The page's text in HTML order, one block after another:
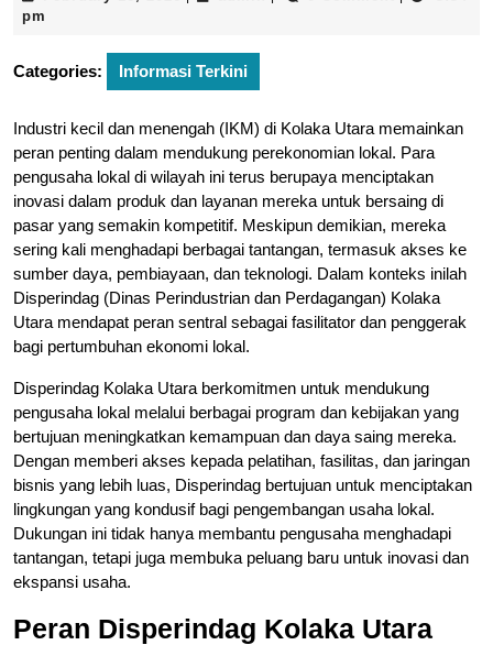
pm
Categories: Informasi Terkini
Industri kecil dan menengah (IKM) di Kolaka Utara memainkan
peran penting dalam mendukung perekonomian lokal. Para
pengusaha lokal di wilayah ini terus berupaya menciptakan
inovasi dalam produk dan layanan mereka untuk bersaing di
pasar yang semakin kompetitif. Meskipun demikian, mereka
sering kali menghadapi berbagai tantangan, termasuk akses ke
sumber daya, pembiayaan, dan teknologi. Dalam konteks inilah
Disperindag (Dinas Perindustrian dan Perdagangan) Kolaka
Utara mendapat peran sentral sebagai fasilitator dan penggerak
bagi pertumbuhan ekonomi lokal.
Disperindag Kolaka Utara berkomitmen untuk mendukung
pengusaha lokal melalui berbagai program dan kebijakan yang
bertujuan meningkatkan kemampuan dan daya saing mereka.
Dengan memberi akses kepada pelatihan, fasilitas, dan jaringan
bisnis yang lebih luas, Disperindag bertujuan untuk menciptakan
lingkungan yang kondusif bagi pengembangan usaha lokal.
Dukungan ini tidak hanya membantu pengusaha menghadapi
tantangan, tetapi juga membuka peluang baru untuk inovasi dan
ekspansi usaha.
Peran Disperindag Kolaka Utara